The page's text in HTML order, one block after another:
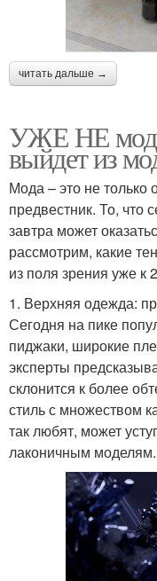
читать дальше →
УЖЕ НЕ
выйдет из
Мода – это не только
предвестник. То, что
завтра может
рассмотрим, какие
из поля зрения уже к
1. Верхняя одежда:
Сегодня на пике
пиджаки, широкие
эксперты
склонится к более
стиль с множеством
так любят, может
лаконичным моделям.